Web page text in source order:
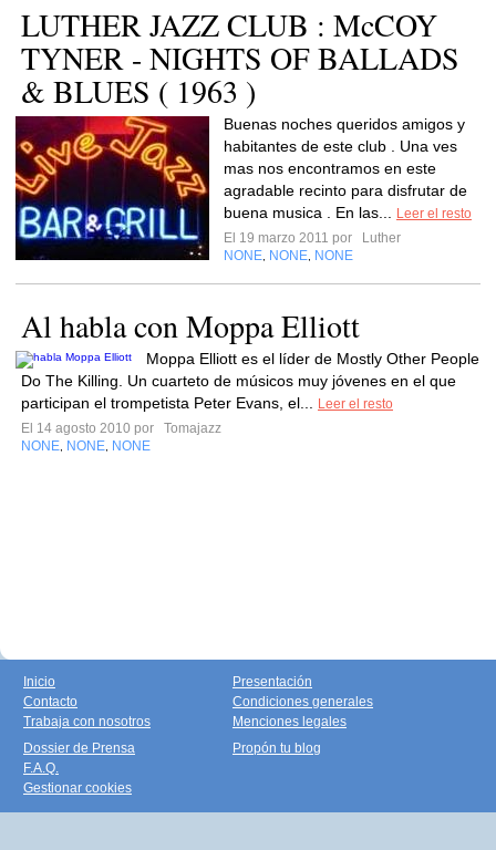
LUTHER JAZZ CLUB : McCOY
TYNER - NIGHTS OF BALLADS
& BLUES ( 1963 )
Buenas noches queridos amigos y
habitantes de este club . Una ves
mas nos encontramos en este
agradable recinto para disfrutar de
buena musica . En las...
Leer el resto
El 19 marzo 2011 por
Luther
NONE NONE NONE
Al habla con Moppa Elliott
Moppa Elliott es el líder de Mostly Other People
Do The Killing. Un cuarteto de músicos muy jóvenes en el que
participan el trompetista Peter Evans, el...
Leer el resto
El 14 agosto 2010 por
Tomajazz
NONE NONE NONE
Inicio
Contacto
Trabaja con nosotros
Presentación
Condiciones generales
Menciones legales
Dossier de Prensa
F.A.Q.
Gestionar cookies
Propón tu blog